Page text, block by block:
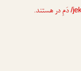
/دَمِ در هستند.